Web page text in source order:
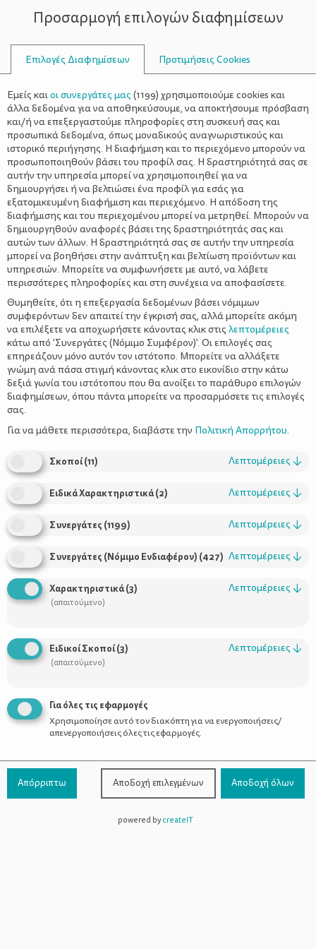
ΣΥΜΒΟΥΛΟΙ
ΔΙΗΓΗΘΕΊ ΜΙΑ ΙΣΤΟΡΊΑ
Μεγαλώνοντας έναν βιβλιόφιλο. Ιδέες
για γονείς
Χρήσιμοι Σύνδεσμοι
Προϊόντα
Επικοινωνία
800-1199-800(από σταθερό,
χωρίς χρέωση)
Προσαρμογή επιλογών διαφημίσεων
Επιλογές Διαφημίσεων Προτιμήσεις Cookies
Εμείς καιοι συνεργάτες μας (1199) χρησιμοποιούμε cookies και
άλλα δεδομένα για να αποθηκεύσουμε, να αποκτήσουμε πρόσβαση
και/ή να επεξεργαστούμε πληροφορίες στη συσκευή σας και
προσωπικά δεδομένα, όπως μοναδικούς αναγνωριστικούς και
ιστορικό περιήγησης. Η διαφήμιση και το περιεχόμενο μπορούν να
προσωποποιηθούν βάσει του προφίλ σας. Η δραστηριότητά σας σε
αυτήν την υπηρεσία μπορεί να χρησιμοποιηθεί για να
δημιουργήσει ή να βελτιώσει ένα προφίλ για εσάς για
εξατομικευμένη διαφήμιση και περιεχόμενο. Η απόδοση της
διαφήμισης και του περιεχομένου μπορεί να μετρηθεί. Μπορούν να
δημιουργηθούν αναφορές βάσει της δραστηριότητάς σας και
αυτών των άλλων. Η δραστηριότητά σας σε αυτήν την υπηρεσία
μπορεί να βοηθήσει στην ανάπτυξη και βελτίωση προϊόντων και
υπηρεσιών. Μπορείτε να συμφωνήσετε με αυτό, να λάβετε
περισσότερες πληροφορίες και στη συνέχεια να αποφασίσετε.
Θυμηθείτε, ότι η επεξεργασία δεδομένων βάσει νόμιμων
συμφερόντων δεν απαιτεί την έγκρισή σας, αλλά μπορείτε ακόμη
να επιλέξετε να αποχωρήσετε κάνοντας κλικ στις λεπτομέρειες
κάτω από 'Συνεργάτες (Νόμιμο Συμφέρον)'. Οι επιλογές σας
επηρεάζουν μόνο αυτόν τον ιστότοπο. Μπορείτε να αλλάξετε
γνώμη ανά πάσα στιγμή κάνοντας κλικ στο εικονίδιο στην κάτω
δεξιά γωνία του ιστότοπου που θα ανοίξει το παράθυρο επιλογών
διαφημίσεων, όπου πάντα μπορείτε να προσαρμόσετε τις επιλογές
σας.
Για να μάθετε περισσότερα, διαβάστε την Πολιτική Απορρήτου.
Σκοποί(11) Λεπτομέρειες ↓
Ειδικά Χαρακτηριστικά(2) Λεπτομέρειες ↓
Συνεργάτες (1199) Λεπτομέρειες ↓
Συνεργάτες (Νόμιμο Ενδιαφέρον) (427) Λεπτομέρειες ↓
Χαρακτηριστικά(3)
(απαιτούμενο)
Λεπτομέρειες ↓
Ειδικοί Σκοποί(3)
(απαιτούμενο)
Λεπτομέρειες ↓
Για όλες τις εφαρμογές
Χρησιμοποίησε αυτό τον διακόπτη για να ενεργοποιήσεις/
απενεργοποιήσεις όλες τις εφαρμογές.
Απόρριπτω Αποδοχή επιλεγμένων Αποδοχή όλων
powered bycreateIT